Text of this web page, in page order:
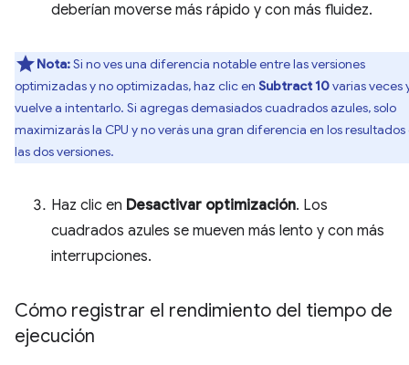
deberían moverse más rápido y con más fluidez.
Nota:Si no ves una diferencia notable entre las versiones
optimizadas y no optimizadas, haz clic en Subtract 10varias veces
vuelve a intentarlo. Si agregas demasiados cuadrados azules, solo
maximizarás la CPU y no verás una gran diferencia en los resultados
las dos versiones.
Haz clic en Desactivar optimización. Los
cuadrados azules se mueven más lento y con más
interrupciones.
Cómo registrar el rendimiento del tiempo de
ejecución